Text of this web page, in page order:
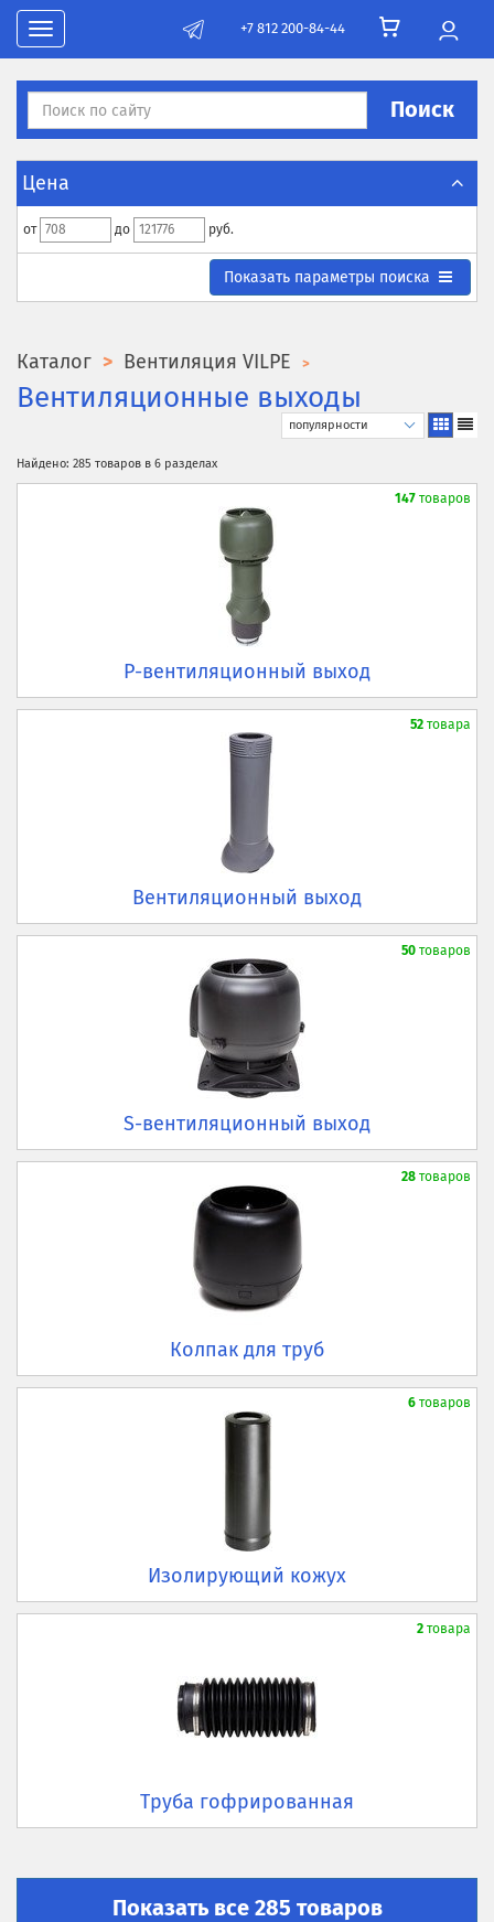
Toggle navigation
+7 812 200-84-44
Поиск
Цена
от до руб.
Toggle search parametrs
Показать параметры поиска
Каталог Вентиляция VILPE
Вентиляционные выходы
Найдено: 285 товаров в 6 разделах
147 товаров
P-вентиляционный выход
52 товара
Вентиляционный выход
50 товаров
S-вентиляционный выход
28 товаров
Колпак для труб
6 товаров
Изолирующий кожух
2 товара
Труба гофрированная
Показать все 285 товаров